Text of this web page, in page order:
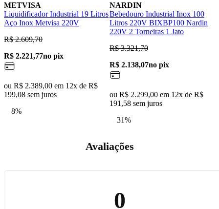
METVISA
Liquidificador Industrial 19 Litros
Aço Inox Metvisa 220V
R$ 2.609,70
R$ 2.221,77no pix
ou R$ 2.389,00 em 12x de R$
199,08 sem juros
8%
NARDIN
Bebedouro Industrial Inox 100
Litros 220V BIXBP100 Nardin
220V 2 Torneiras 1 Jato
R$ 3.321,70
R$ 2.138,07no pix
ou R$ 2.299,00 em 12x de R$
191,58 sem juros
31%
Avaliações
0